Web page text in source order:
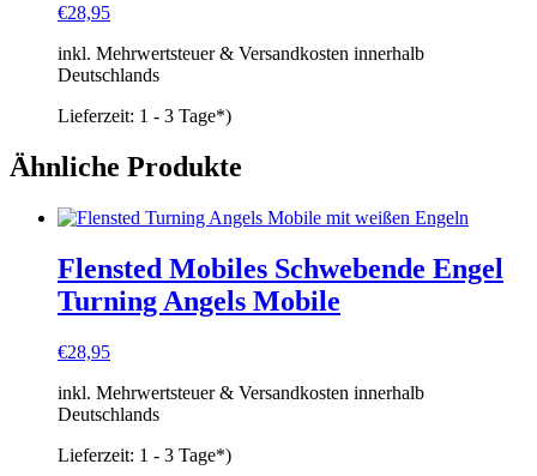
€28,95
inkl. Mehrwertsteuer & Versandkosten innerhalb
Deutschlands
Lieferzeit: 1 - 3 Tage*)
Ähnliche Produkte
Flensted Mobiles Schwebende Engel
Turning Angels Mobile
€28,95
inkl. Mehrwertsteuer & Versandkosten innerhalb
Deutschlands
Lieferzeit: 1 - 3 Tage*)